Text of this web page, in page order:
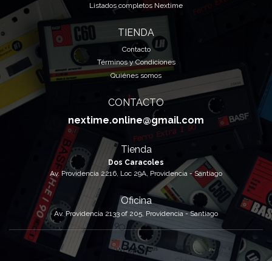
Listados completos Nextime
TIENDA
Contacto
Términos y Condiciones
Quiénes somos
CONTACTO
nextime.online@gmail.com
Tienda
Dos Caracoles
Av. Providencia 2216, Loc 29A, Providencia - Santiago
Oficina
Av. Providencia 2133 of 205, Providencia - Santiago